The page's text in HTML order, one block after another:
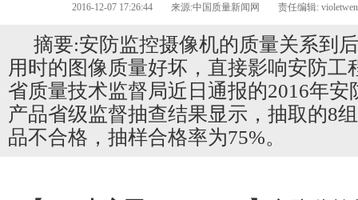
2016-12-07 17:26:44 来源:中国质量新闻网 责任编辑: violetwen
摘要:安防监控摄像机的质量关系到
用时的图像质量好坏，直接影响安防工
省质量技术监督局近日通报的2016年安
产品省级监督抽查结果显示，抽取的8
品不合格，抽样合格率为75%。